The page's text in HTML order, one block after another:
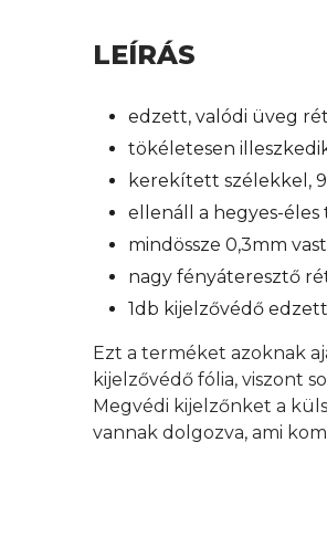
LEÍRÁS
edzett, valódi üveg
tökéletesen
kerekített szélekkel,
ellenáll a hegyes-éles
mindössze 0,3mm
nagy fényáteresztő
1db kijelzővédő
Ezt a terméket azoknak
kijelzővédő fólia, viszont
Megvédi kijelzőnket a
vannak dolgozva, ami